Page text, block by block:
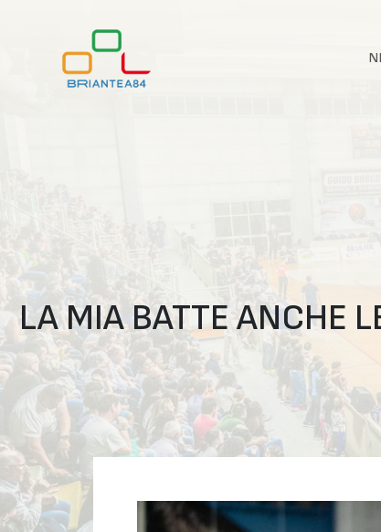
LA MIA BATTE ANCHE